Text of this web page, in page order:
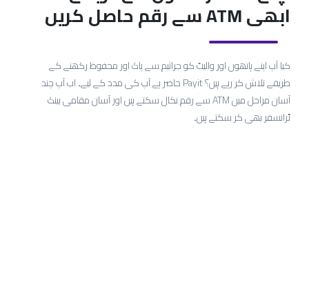
ابھی ATM سے رقم حاصل کریں
کیا آپ اپنے ہاتھوں اور والیٹ کو جراثیم سے پاک اور محفوظ رکھنے کے
طریقے تلاش کر رہے ہیں؟ Payit حاضر ہے آپ کی مدد کے لیے۔ اب آپ چند
آسان مراحل میں ATM سے رقم نکال سکتے ہیں اور آسان مقامی بینک
ٹرانسفر بھی کر سکتے ہیں۔